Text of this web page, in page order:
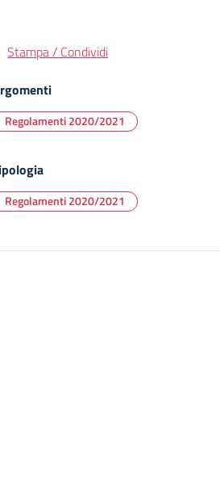
Stampa / Condividi
Regolamenti 2020/2021
Regolamenti 2020/2021